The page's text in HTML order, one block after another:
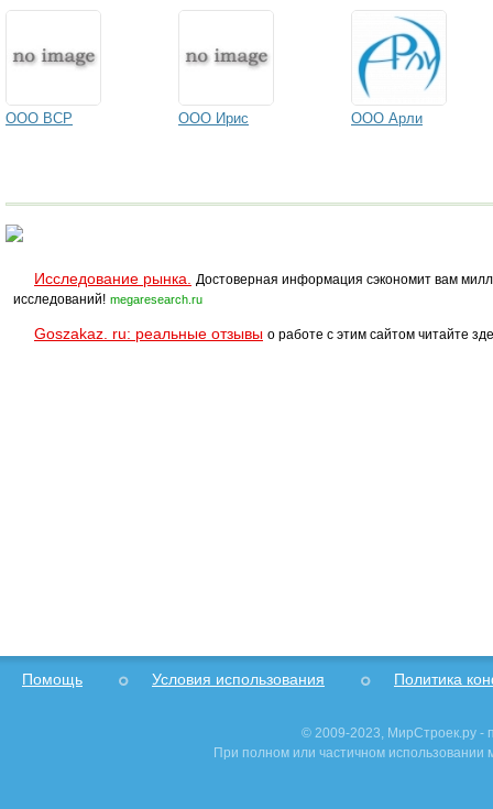
ООО ВСР ООО Ирис ООО Арли
Исследование рынка.
Достоверная информация сэкономит вам
исследований! megaresearch.ru
Goszakaz. ru: реальные отзывы о работе с этим сайтом читайте
Помощь Условия использования Политика
© 2009-2023, МирСтроек.ру -
При полном или частичном использовании